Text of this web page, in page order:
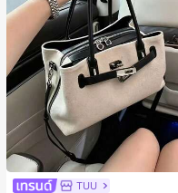
TUU
#1 ขายดี